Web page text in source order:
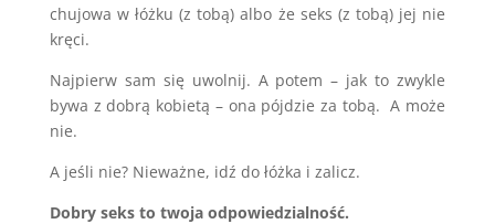
chujowa w łóżku (z tobą) albo że seks (z tobą) jej nie
kręci.
Najpierw sam się uwolnij. A potem – jak to zwykle
bywa z dobrą kobietą – ona pójdzie za tobą. A może
nie.
A jeśli nie? Nieważne, idź do łóżka i zalicz.
Dobry seks to twoja odpowiedzialność.